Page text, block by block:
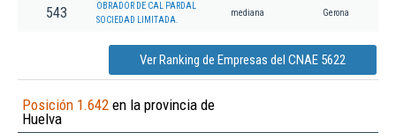
543
OBRADOR DE CAL PARDAL
SOCIEDAD LIMITADA.
mediana Gerona
Ver Ranking de Empresas del CNAE 5622
Posición 1.642 en la provincia de
Huelva